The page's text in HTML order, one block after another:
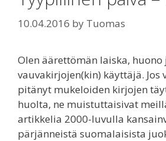
10.04.2016 by Tuomas
Olen äärettömän laiska,
vauvakirjojen(kin) käyttäjä. Jos
pitänyt mukeloiden kirjojen
huolta, ne muistuttaisivat
artikkelia 2000-luvulla
pärjänneistä suomalaisista